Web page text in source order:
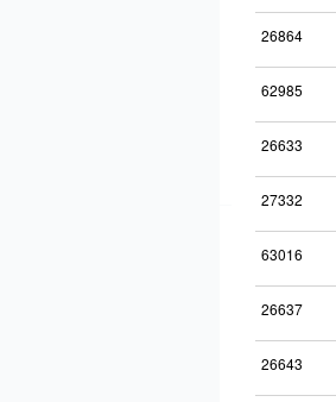
26864
62985
26633
27332
63016
26637
26643